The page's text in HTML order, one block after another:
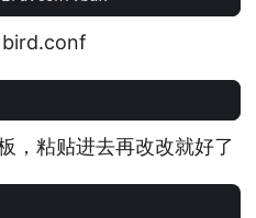
bird.conf
，粘贴进去再改改就好了